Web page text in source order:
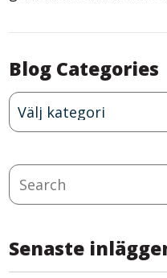
Blog Categories
Blog
Categories
Search
Senaste